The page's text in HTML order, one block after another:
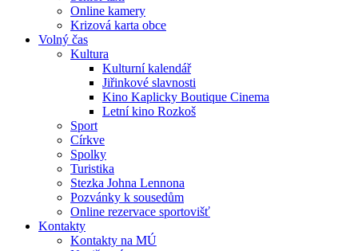
Online kamery
Krizová karta obce
Volný čas
Kultura
Kulturní kalendář
Jiřinkové slavnosti
Kino Kaplicky Boutique Cinema
Letní kino Rozkoš
Sport
Církve
Spolky
Turistika
Stezka Johna Lennona
Pozvánky k sousedům
Online rezervace sportovišť
Kontakty
Kontakty na MÚ